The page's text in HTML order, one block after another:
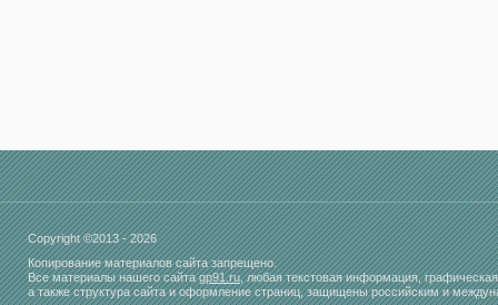
Copyright ©2013 - 2026
Копирование материалов сайта запрещено.
Все материалы нашего сайтаgp91.ru, любая текстовая информация,
а также структура сайта и оформление страниц, защищены российским и